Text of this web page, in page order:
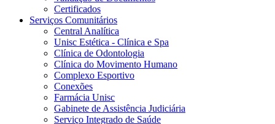
Certificados
Serviços Comunitários
Central Analítica
Unisc Estética - Clínica e Spa
Clínica de Odontologia
Clínica do Movimento Humano
Complexo Esportivo
Conexões
Farmácia Unisc
Gabinete de Assistência Judiciária
Serviço Integrado de Saúde